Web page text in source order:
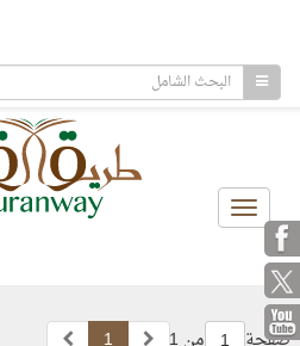
Toggle
navigation